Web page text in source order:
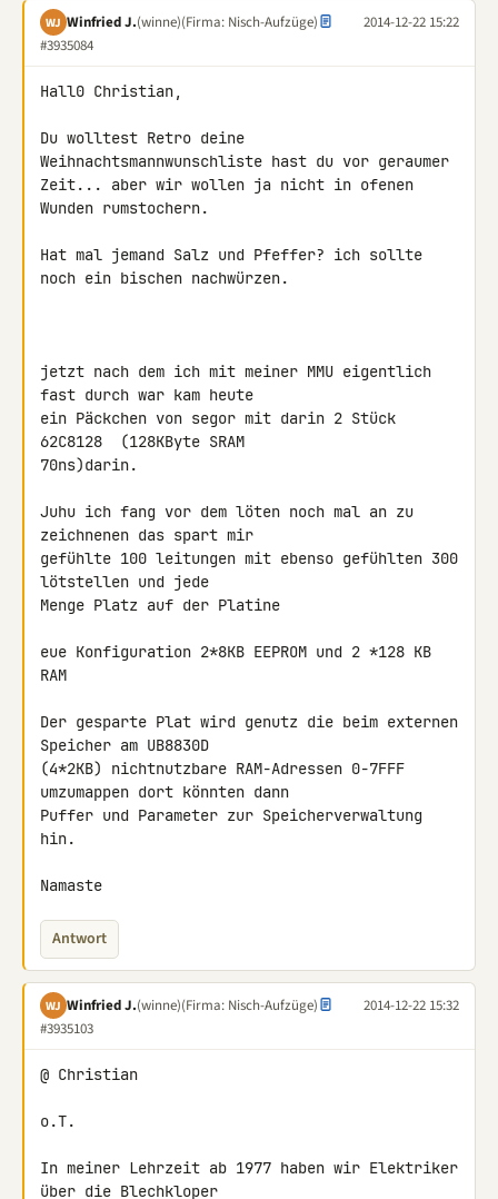
WJ Winfried J.(winne)(Firma: Nisch-Aufzüge)
2014-12-22 15:22
#3935084
Hall0 Christian,
Du wolltest Retro deine
Weihnachtsmannwunschliste hast du vor geraumer
Zeit... aber wir wollen ja nicht in ofenen
Wunden rumstochern.
Hat mal jemand Salz und Pfeffer? ich sollte
noch ein bischen nachwürzen.
jetzt nach dem ich mit meiner MMU eigentlich
fast durch war kam heute
ein Päckchen von segor mit darin 2 Stück
62C8128  (128KByte SRAM
70ns)darin.
Juhu ich fang vor dem löten noch mal an zu
zeichnenen das spart mir
gefühlte 100 leitungen mit ebenso gefühlten 300
lötstellen und jede
Menge Platz auf der Platine
eue Konfiguration 2*8KB EEPROM und 2 *128 KB
RAM
Der gesparte Plat wird genutz die beim externen
Speicher am UB8830D
(4*2KB) nichtnutzbare RAM-Adressen 0-7FFF
umzumappen dort könnten dann
Puffer und Parameter zur Speicherverwaltung
hin.
Namaste
Antwort
WJ Winfried J.(winne)(Firma: Nisch-Aufzüge)
2014-12-22 15:32
#3935103
@ Christian
o.T.
In meiner Lehrzeit ab 1977 haben wir Elektriker
über die Blechkloper